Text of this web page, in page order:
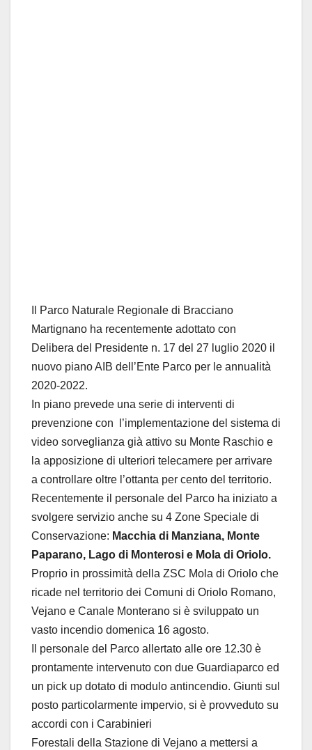
Il Parco Naturale Regionale di Bracciano
Martignano ha recentemente adottato con
Delibera del Presidente n. 17 del 27 luglio 2020 il
nuovo piano AIB dell’Ente Parco per le annualità
2020-2022.
In piano prevede una serie di interventi di
prevenzione con l’implementazione del sistema di
video sorveglianza già attivo su Monte Raschio e
la apposizione di ulteriori telecamere per arrivare
a controllare oltre l’ottanta per cento del territorio.
Recentemente il personale del Parco ha iniziato a
svolgere servizio anche su 4 Zone Speciale di
Conservazione: Macchia di Manziana, Monte
Paparano, Lago di Monterosi e Mola di Oriolo.
Proprio in prossimità della ZSC Mola di Oriolo che
ricade nel territorio dei Comuni di Oriolo Romano,
Vejano e Canale Monterano si è sviluppato un
vasto incendio domenica 16 agosto.
Il personale del Parco allertato alle ore 12.30 è
prontamente intervenuto con due Guardiaparco ed
un pick up dotato di modulo antincendio. Giunti sul
posto particolarmente impervio, si è provveduto su
accordi con i Carabinieri
Forestali della Stazione di Vejano a mettersi a